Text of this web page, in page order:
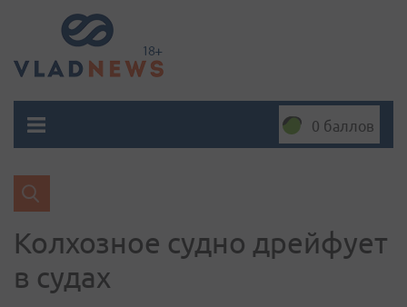
0 баллов
Колхозное судно дрейфует
в судах